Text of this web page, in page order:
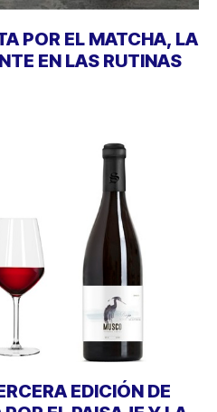
POR EL MATCHA, LA
EN LAS RUTINAS
EDICIÓN DE